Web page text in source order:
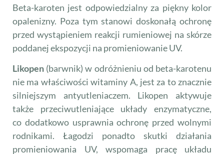
Beta-karoten jest odpowiedzialny za piękny kolor
opalenizny. Poza tym stanowi doskonałą ochronę
przed wystąpieniem reakcji rumieniowej na skórze
poddanej ekspozycji na promieniowanie UV.
Likopen (barwnik) w odróżnieniu od beta-karotenu
nie ma właściwości witaminy A, jest za to znacznie
silniejszym antyutleniaczem. Likopen aktywuje
także przeciwutleniające układy enzymatyczne,
co dodatkowo usprawnia ochronę przed wolnymi
rodnikami. Łagodzi ponadto skutki działania
promieniowania UV, wspomaga pracę układu